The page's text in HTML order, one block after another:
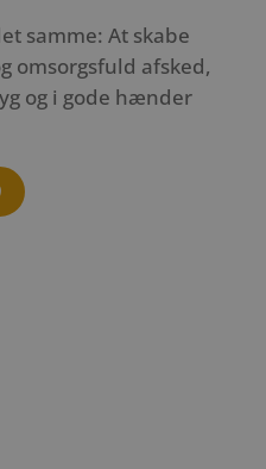
samme: At skabe
omsorgsfuld afsked,
og i gode hænder